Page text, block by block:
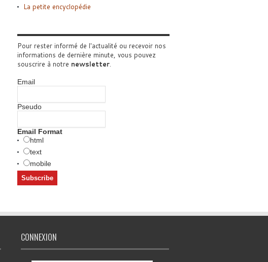
La petite encyclopédie
Pour rester informé de l'actualité ou recevoir nos
informations de dernière minute, vous pouvez
souscrire à notre newsletter.
Email
Pseudo
Email Format
html
text
mobile
CONNEXION